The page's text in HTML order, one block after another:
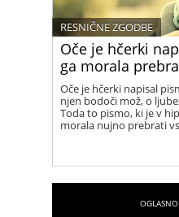
Oče je hčerki
ga morala
RESNIČNE ZGODBE
Oče je hčerki napisal
njen bodoči mož, o
Toda to pismo, ki je v
morala nujno prebrati